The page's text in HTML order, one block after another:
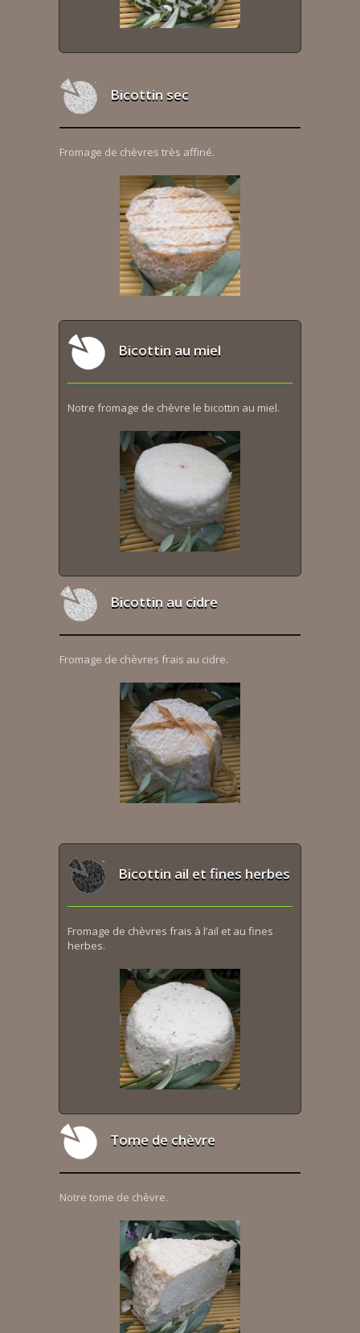
Bicottin sec
Fromage de chèvres très affiné.
Bicottin au miel
Notre fromage de chèvre le bicottin au miel.
Bicottin au cidre
Fromage de chèvres frais au cidre.
Bicottin ail et fines herbes
Fromage de chèvres frais à l’ail et au fines
herbes.
Tome de chèvre
Notre tome de chèvre.